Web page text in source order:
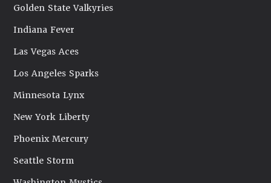
Golden State Valkyries
Indiana Fever
Las Vegas Aces
Los Angeles Sparks
Minnesota Lynx
New York Liberty
Phoenix Mercury
Seattle Storm